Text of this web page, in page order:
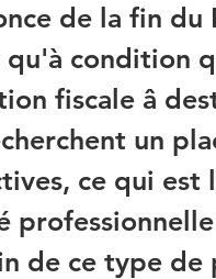
de la fin
qu'à condition
fiscale â
un
ce qui est
de ce type de